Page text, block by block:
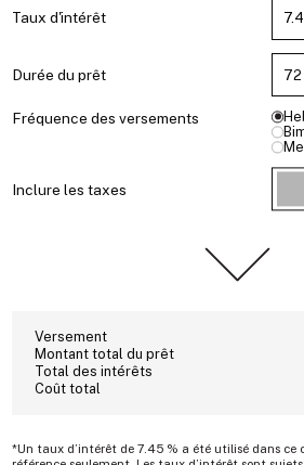
Taux d'intérêt
Durée du prêt
Fréquence des versements
Inclure les taxes
Versement
Montant total du prêt
Total des intérêts
Coût total
*Un taux d’intérêt de 7.45 % a été utilisé dans